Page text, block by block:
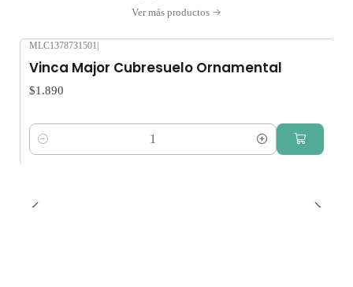
Ver más productos
MLC1378731501
Vinca Major Cubresuelo Ornamental
$1.890
Cantidad